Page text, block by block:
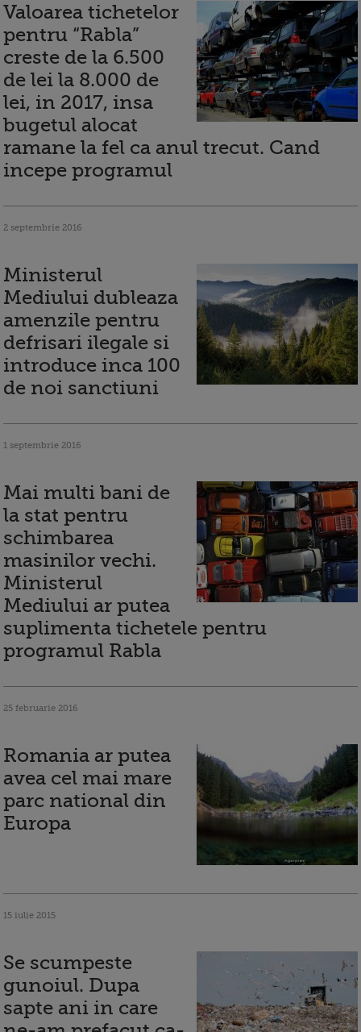
Valoarea tichetelor
pentru “Rabla”
creste de la 6.500
de lei la 8.000 de
lei, in 2017, insa
bugetul alocat
ramane la fel ca anul trecut. Cand
incepe programul
2 septembrie 2016
Ministerul
Mediului dubleaza
amenzile pentru
defrisari ilegale si
introduce inca 100
de noi sanctiuni
1 septembrie 2016
Mai multi bani de
la stat pentru
schimbarea
masinilor vechi.
Ministerul
Mediului ar putea
suplimenta tichetele pentru
programul Rabla
25 februarie 2016
Romania ar putea
avea cel mai mare
parc national din
Europa
15 iulie 2015
Se scumpeste
gunoiul. Dupa
sapte ani in care